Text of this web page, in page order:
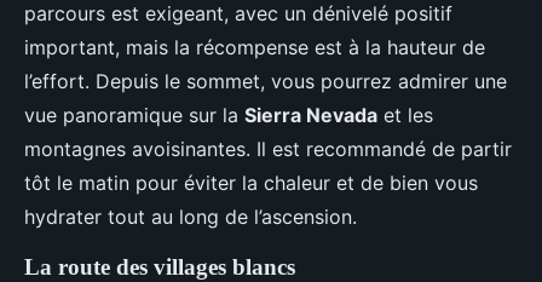
parcours est exigeant, avec un dénivelé positif
important, mais la récompense est à la hauteur de
l’effort. Depuis le sommet, vous pourrez admirer une
vue panoramique sur la Sierra Nevada et les
montagnes avoisinantes. Il est recommandé de partir
tôt le matin pour éviter la chaleur et de bien vous
hydrater tout au long de l’ascension.
La route des villages blancs